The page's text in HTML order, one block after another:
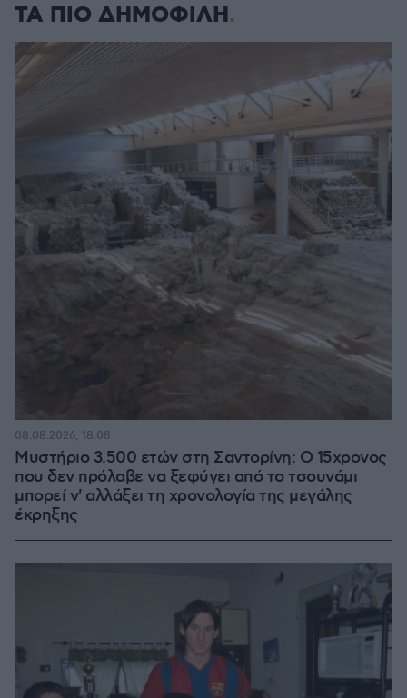
ΤΑ ΠΙΟ ΔΗΜΟΦΙΛΗ
Μυστήριο 3.500 ετών στη Σαντορίνη: Ο 15χρονος
που δεν πρόλαβε να ξεφύγει από το τσουνάμι
μπορεί ν' αλλάξει τη χρονολογία της μεγάλης
έκρηξης
08.08.2026, 18:08